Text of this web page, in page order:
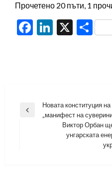
Прочетено 20 пъти, 1
Facebook
LinkedIn
X
Навигация
Previous
Новата конституция
„манифест на
Виктор Орбан
унгарската